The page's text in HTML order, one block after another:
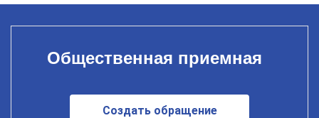
Общественная приемная
Создать обращение